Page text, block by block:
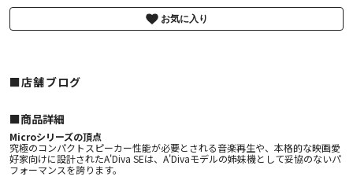
お気に入り
■店舗ブログ
■︎商品詳細
Microシリーズの頂点
究極のコンパクトスピーカー性能が必要とされる音楽再生や、本格的な映画愛
好家向けに設計されたA'Diva SEは、A'Divaモデルの姉妹機として妥協のないパ
フォーマンスを誇ります。